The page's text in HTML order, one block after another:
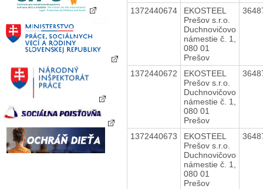
1372440674
EKOSTEEL
Prešov s.r.o.
Duchnovičovo
námestie č. 1,
080 01
Prešov
1372440672
EKOSTEEL
Prešov s.r.o.
Duchnovičovo
námestie č. 1,
080 01
Prešov
1372440673
EKOSTEEL
Prešov s.r.o.
Duchnovičovo
námestie č. 1,
080 01
Prešov